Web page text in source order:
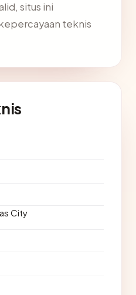
situs ini
teknis
City